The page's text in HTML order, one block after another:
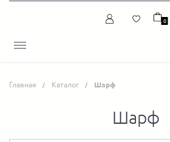
0
Главная Каталог Шарф
Шарф